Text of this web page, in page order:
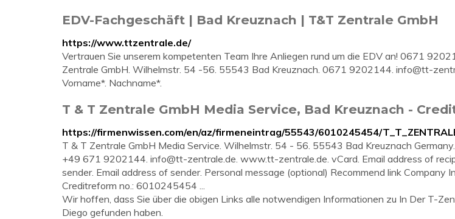
EDV-Fachgeschäft | Bad Kreuznach | T&T Zentrale GmbH
https://www.ttzentrale.de/
Vertrauen Sie unserem kompetenten Team Ihre Anliegen rund um die EDV an! 0671
Zentrale GmbH. Wilhelmstr. 54 -56. 55543 Bad Kreuznach. 0671 9202144. info@tt-
Vorname*. Nachname*.
T & T Zentrale GmbH Media Service, Bad Kreuznach -
https://firmenwissen.com/en/az/firmeneintrag/55543/6010245454/
T & T Zentrale GmbH Media Service. Wilhelmstr. 54 - 56. 55543 Bad Kreuznach
+49 671 9202144. info@tt-zentrale.de. www.tt-zentrale.de. vCard. Email address of
sender. Email address of sender. Personal message (optional) Recommend link Company
Creditreform no.: 6010245454 ...
Wir hoffen, dass Sie über die obigen Links alle notwendigen Informationen zu In Der T-
Diego gefunden haben.